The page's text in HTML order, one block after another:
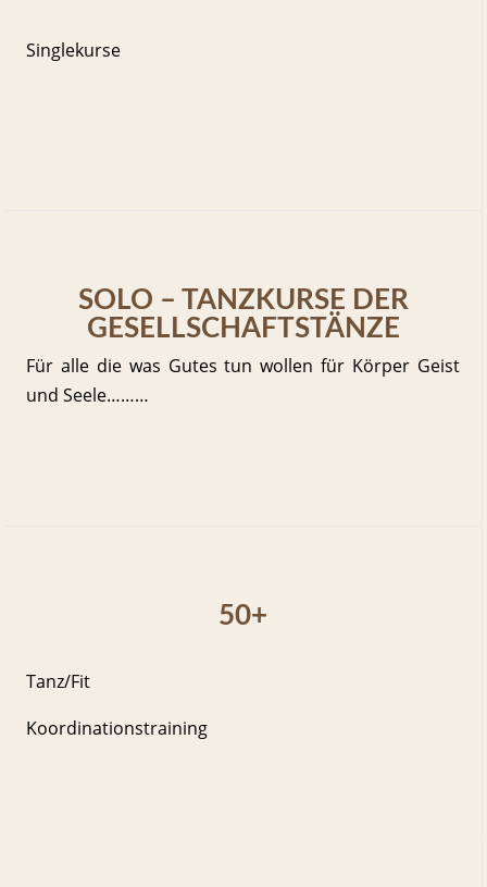
Singlekurse
SOLO – TANZKURSE DER
GESELLSCHAFTSTÄNZE
Für alle die was Gutes tun wollen für Körper Geist
und Seele………
50+
Tanz/Fit
Koordinationstraining